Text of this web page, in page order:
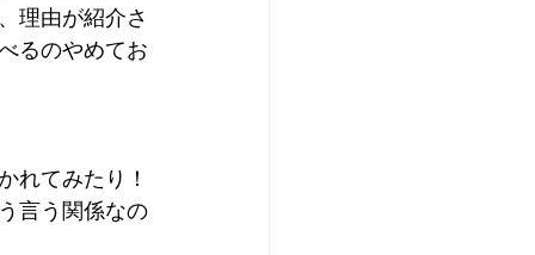
理由が紹介さ
るのやめてお
れてみたり！
言う関係なの